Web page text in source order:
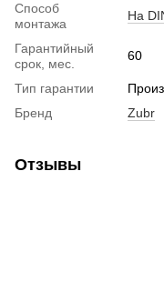
Способ
монтажа
На
Гарантийный
срок, мес.
60
Тип гарантии
Бренд
Zubr
Отзывы